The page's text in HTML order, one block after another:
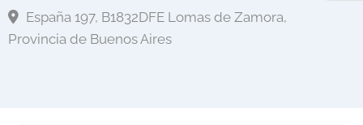
España 197, B1832DFE Lomas de Zamora,
Provincia de Buenos Aires